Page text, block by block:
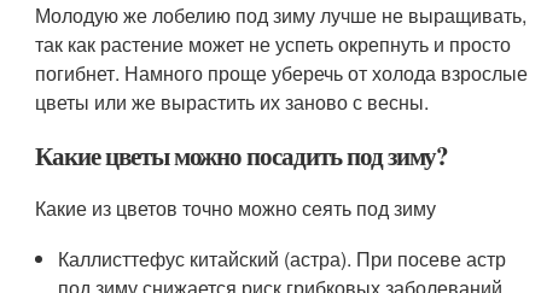
Молодую же лобелию под зиму лучше не выращивать,
так как растение может не успеть окрепнуть и просто
погибнет. Намного проще уберечь от холода взрослые
цветы или же вырастить их заново с весны.
Какие цветы можно посадить под зиму?
Какие из цветов точно можно сеять под зиму
Каллисттефус китайский (астра). При посеве астр